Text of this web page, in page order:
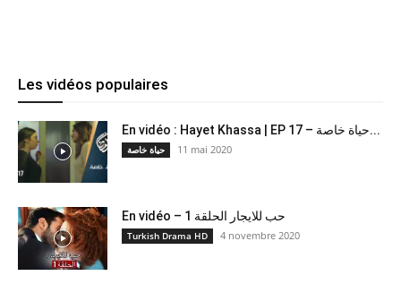
Les vidéos populaires
En vidéo : Hayet Khassa | EP 17 – حياة خاصة...
حياة خاصة 11 mai 2020
En vidéo – حب للايجار الحلقة 1
Turkish Drama HD 4 novembre 2020